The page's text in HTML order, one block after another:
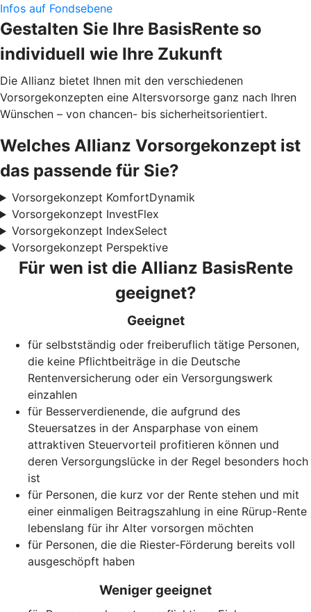
Infos auf Fondsebene
Gestalten Sie Ihre BasisRente so
individuell wie Ihre Zukunft
Die Allianz bietet Ihnen mit den verschiedenen
Vorsorgekonzepten eine Altersvorsorge ganz nach Ihren
Wünschen – von chancen- bis sicherheitsorientiert.
Welches Allianz Vorsorgekonzept ist
das passende für Sie?
Vorsorgekonzept KomfortDynamik
Vorsorgekonzept InvestFlex
Vorsorgekonzept IndexSelect
Vorsorgekonzept Perspektive
Für wen ist die Allianz BasisRente
geeignet?
Geeignet
für selbstständig oder freiberuflich tätige Personen,
die keine Pflichtbeiträge in die Deutsche
Rentenversicherung oder ein Versorgungswerk
einzahlen
für Besserverdienende, die aufgrund des
Steuersatzes in der Ansparphase von einem
attraktiven Steuervorteil profitieren können und
deren Versorgungslücke in der Regel besonders hoch
ist
für Personen, die kurz vor der Rente stehen und mit
einer einmaligen Beitragszahlung in eine Rürup-Rente
lebenslang für ihr Alter vorsorgen möchten
für Personen, die die Riester-Förderung bereits voll
ausgeschöpft haben
Weniger geeignet